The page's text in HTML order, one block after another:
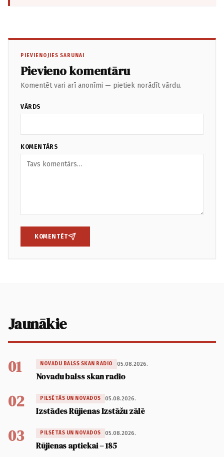
PIEVIENOJIES SARUNAI
Pievieno komentāru
Komentēt vari arī anonīmi — pietiek norādīt vārdu.
VĀRDS
KOMENTĀRS
KOMENTĒT
Jaunākie
01 NOVADU BALSS SKAN RADIO 05.08.2026.
Novadu balss skan radio
02 PILSĒTĀS UN NOVADOS 05.08.2026.
Izstādes Rūjienas Izstāžu zālē
03 PILSĒTĀS UN NOVADOS 05.08.2026.
Rūjienas aptiekai – 185